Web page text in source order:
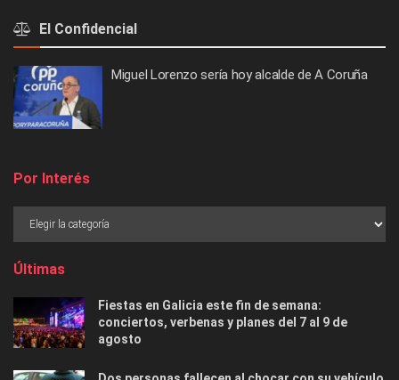
El Confidencial
Miguel Lorenzo sería hoy alcalde de A Coruña
Por Interés
Últimas
Fiestas en Galicia este fin de semana:
conciertos, verbenas y planes del 7 al 9 de
agosto